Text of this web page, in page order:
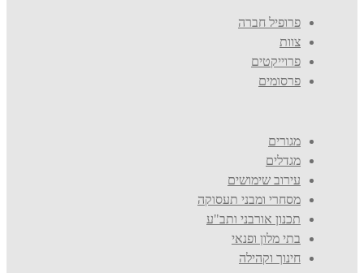
פרופיל חברה
צוות
פרוייקטים
פרסומים
מגורים
מגדלים
עירוב שימושים
מסחרי ומבני תעסוקה
תכנון אורבני ותב"ע
בתי מלון ופנאי
חינוך וקהילה